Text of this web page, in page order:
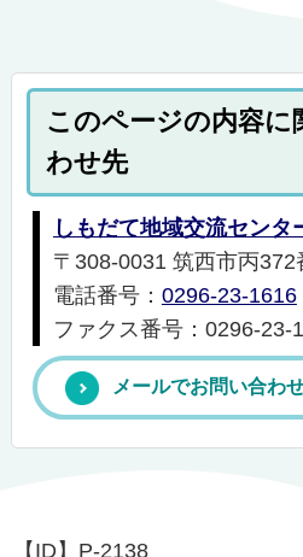
このページの内容に
わせ先
しもだて地域交流センタ
〒308-0031 筑西市丙372
電話番号： 0296-23-1616
ファクス番号：0296-23-
メールでお問い合わ
【ID】 P-2138